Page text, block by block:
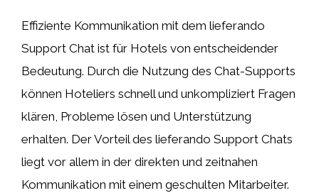
Effiziente Kommunikation mit dem lieferando
Support Chat ist für Hotels von entscheidender
Bedeutung. Durch die Nutzung des Chat-Supports
können Hoteliers schnell und unkompliziert Fragen
klären, Probleme lösen und Unterstützung
erhalten. Der Vorteil des lieferando Support Chats
liegt vor allem in der direkten und zeitnahen
Kommunikation mit einem geschulten Mitarbeiter.